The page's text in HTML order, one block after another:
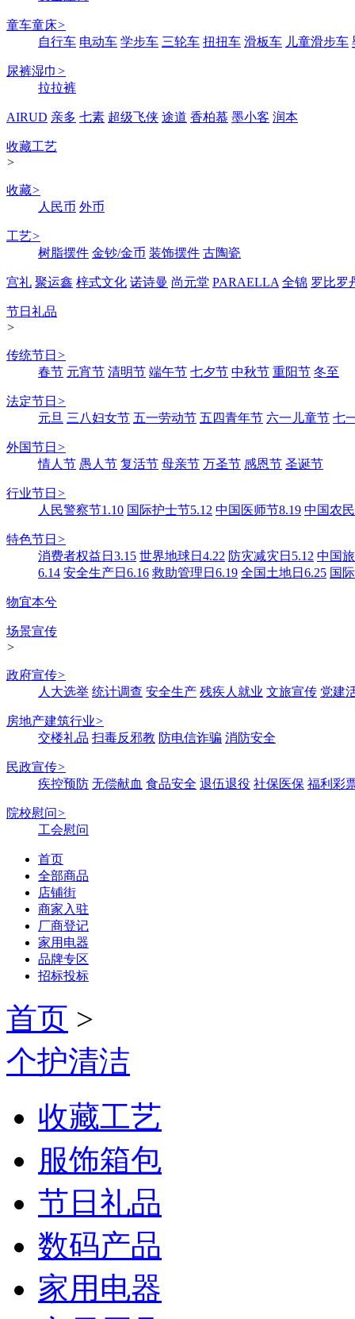
童车童床>
自行车 电动车 学步车 三轮车 扭扭车 滑板车 儿童滑步车
尿裤湿巾 >
拉拉裤
AIRUD 亲多 七素 超级飞侠 途道 香柏慕 墨小客 润本
收藏工艺
>
收藏>
人民币 外币
工艺>
树脂摆件 金钞/金币 装饰摆件 古陶瓷
宫礼 聚运鑫 梓式文化 诺诗曼 尚元堂 PARAELLA 全锦 罗比罗
节日礼品
>
传统节日 >
春节 元宵节 清明节 端午节 七夕节 中秋节 重阳节 冬至
法定节日 >
元旦 三八妇女节 五一劳动节 五四青年节 六一儿童节 七
外国节日 >
情人节 愚人节 复活节 母亲节 万圣节 感恩节 圣诞节
行业节日 >
人民警察节1.10 国际护士节5.12 中国医师节8.19 中国农
特色节日 >
消费者权益日3.15 世界地球日4.22 防灾减灾日5.12 中国
6.14 安全生产日6.16 救助管理日6.19 全国土地日6.25 国
物宜本兮
场景宣传
>
政府宣传>
人大选举 统计调查 安全生产 残疾人就业 文旅宣传 党建
房地产建筑行业>
交楼礼品 扫毒反邪教 防电信诈骗 消防安全
民政宣传>
疾控预防 无偿献血 食品安全 退伍退役 社保医保 福利彩
院校慰问>
工会慰问
首页
全部商品
店铺街
商家入驻
厂商登记
家用电器
品牌专区
招标投标
首页 >
个护清洁
收藏工艺
服饰箱包
节日礼品
数码产品
家用电器